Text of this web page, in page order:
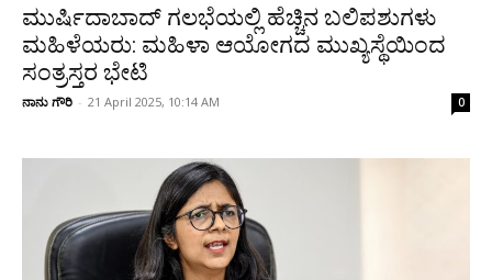
ಮುರ್ಷಿದಾಬಾದ್ ಗಲಭೆಯಲ್ಲಿ ಹೆಚ್ಚಿನ ಬಲಿಪಶುಗಳು
ಮಹಿಳೆಯರು: ಮಹಿಳಾ ಆಯೋಗದ ಮುಖ್ಯಸ್ಥೆಯಿಂದ
ಸಂತ್ರಸ್ತರ ಭೇಟಿ
ನಾನು ಗೌರಿ - 21 April 2025, 10:14 AM 0